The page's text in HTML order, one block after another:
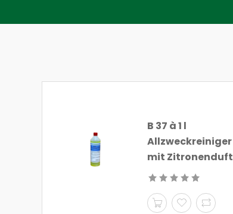
B 37 à 1 l
Allzweckreiniger
mit Zitronenduft